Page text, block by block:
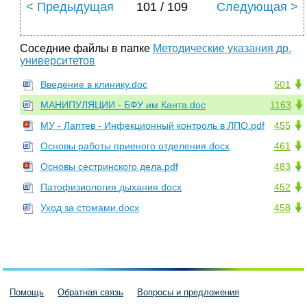
< Предыдущая 101 / 109 Следующая >
Соседние файлы в папке Методические указания др.
университетов
501
Введение в клинику.doc
1163
МАНИПУЛЯЦИИ - БФУ им Канта.doc
455
МУ - Лаптев - Инфекционный контроль в ЛПО.pdf
461
Основы работы приеного отделения.docx
483
Основы сестринского дела.pdf
452
Патофизиология дыхания.docx
458
Уход за стомами.docx
Помощь Обратная связь Вопросы и предложения